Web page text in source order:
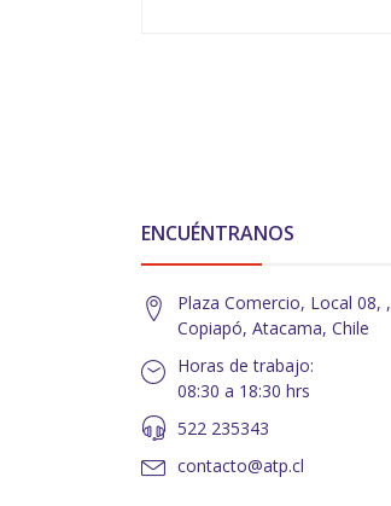
ENCUÉNTRANOS
Plaza Comercio, Local 08, ,
Copiapó, Atacama, Chile
Horas de trabajo:
08:30 a 18:30 hrs
522 235343
contacto@atp.cl